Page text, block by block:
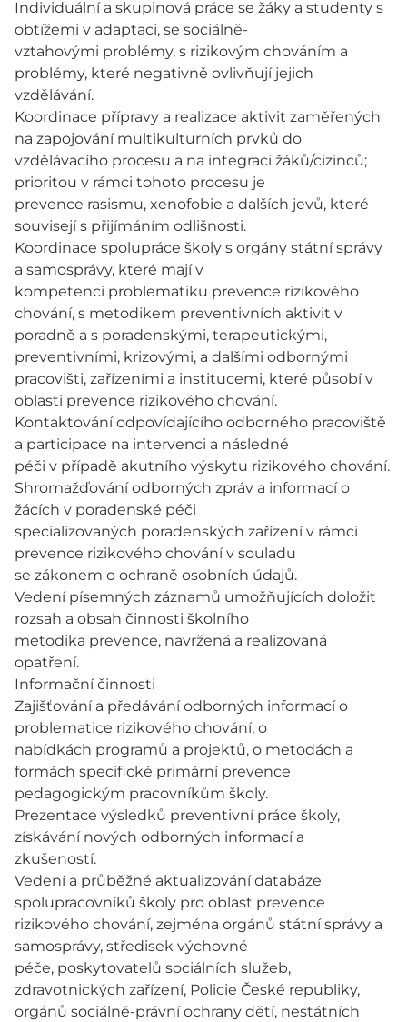
Individuální a skupinová práce se žáky a studenty s
obtížemi v adaptaci, se sociálně-
vztahovými problémy, s rizikovým chováním a
problémy, které negativně ovlivňují jejich
vzdělávání.
Koordinace přípravy a realizace aktivit zaměřených
na zapojování multikulturních prvků do
vzdělávacího procesu a na integraci žáků/cizinců;
prioritou v rámci tohoto procesu je
prevence rasismu, xenofobie a dalších jevů, které
souvisejí s přijímáním odlišnosti.
Koordinace spolupráce školy s orgány státní správy
a samosprávy, které mají v
kompetenci problematiku prevence rizikového
chování, s metodikem preventivních aktivit v
poradně a s poradenskými, terapeutickými,
preventivními, krizovými, a dalšími odbornými
pracovišti, zařízeními a institucemi, které působí v
oblasti prevence rizikového chování.
Kontaktování odpovídajícího odborného pracoviště
a participace na intervenci a následné
péči v případě akutního výskytu rizikového chování.
Shromažďování odborných zpráv a informací o
žácích v poradenské péči
specializovaných poradenských zařízení v rámci
prevence rizikového chování v souladu
se zákonem o ochraně osobních údajů.
Vedení písemných záznamů umožňujících doložit
rozsah a obsah činnosti školního
metodika prevence, navržená a realizovaná
opatření.
Informační činnosti
Zajišťování a předávání odborných informací o
problematice rizikového chování, o
nabídkách programů a projektů, o metodách a
formách specifické primární prevence
pedagogickým pracovníkům školy.
Prezentace výsledků preventivní práce školy,
získávání nových odborných informací a
zkušeností.
Vedení a průběžné aktualizování databáze
spolupracovníků školy pro oblast prevence
rizikového chování, zejména orgánů státní správy a
samosprávy, středisek výchovné
péče, poskytovatelů sociálních služeb,
zdravotnických zařízení, Policie České republiky,
orgánů sociálně-právní ochrany dětí, nestátních